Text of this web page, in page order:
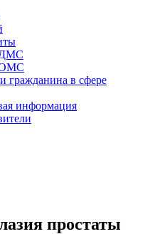
ДМС
ОМС
гражданина в сфере
информация
простаты